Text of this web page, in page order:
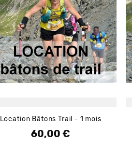
Location Bâtons Trail - 1 mois
Prix
60,00 €